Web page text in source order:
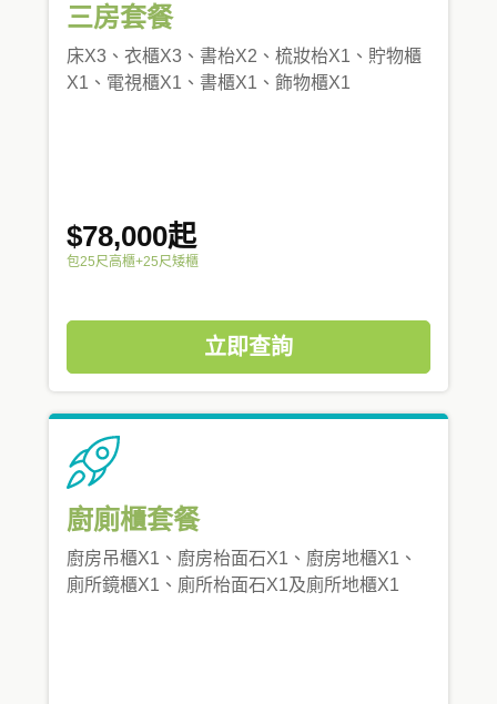
三房套餐
床X3、衣櫃X3、書枱X2、梳妝枱X1、貯物櫃
X1、電視櫃X1、書櫃X1、飾物櫃X1
$78,000起
包25尺高櫃+25尺矮櫃
立即查詢
廚廁櫃套餐
廚房吊櫃X1、廚房枱面石X1、廚房地櫃X1、
廁所鏡櫃X1、廁所枱面石X1及廁所地櫃X1